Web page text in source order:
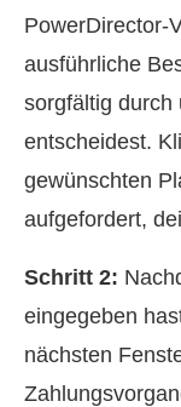
ausführliche
sorgfältig durch
entscheidest.
gewünschten
aufgefordert,
Schritt 2:
eingegeben
nächsten